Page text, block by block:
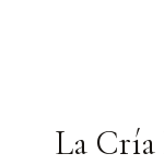
La Cría